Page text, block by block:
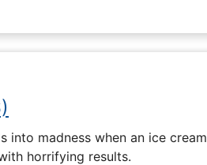
into madness when an ice cream
horrifying results.